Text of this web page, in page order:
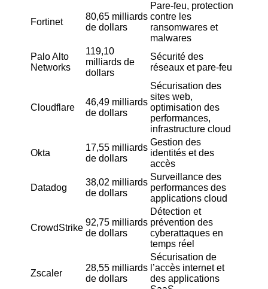
Fortinet
80,65 milliards
de dollars
Pare-feu, protection
contre les
ransomwares et
malwares
Palo Alto
Networks
119,10
milliards de
dollars
Sécurité des
réseaux et pare-feu
Cloudflare
46,49 milliards
de dollars
Sécurisation des
sites web,
optimisation des
performances,
infrastructure cloud
Okta
17,55 milliards
de dollars
Gestion des
identités et des
accès
Datadog
38,02 milliards
de dollars
Surveillance des
performances des
applications cloud
CrowdStrike
92,75 milliards
de dollars
Détection et
prévention des
cyberattaques en
temps réel
Zscaler
28,55 milliards
de dollars
Sécurisation de
l’accès internet et
des applications